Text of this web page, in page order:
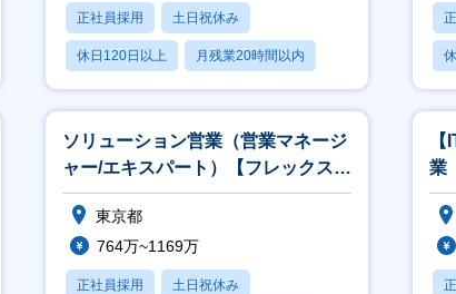
度やジョブローテーション制度を活用することで、自らの意思でキ
造と輩出を通じて、人と社会の幸せと可能性の最大化を追求する。
的価値を高めていく環境をご用意しております。
正社員採用 土日祝休み
休日120日以上 月残業20時間以内
賞与あり
ソリューション営業（営業マネージ
ャー/エキスパート）【フレックス／
リモート可／世界30か国に展開】
東京都
764万~1169万
正社員採用 土日祝休み
業
リ